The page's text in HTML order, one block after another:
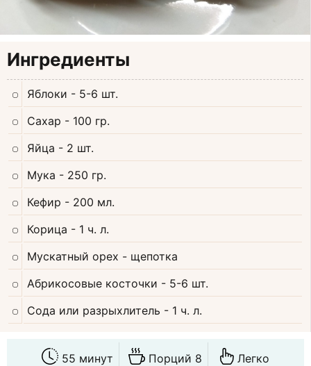
Ингредиенты
Яблоки - 5-6 шт.
Сахар - 100 гр.
Яйца - 2 шт.
Мука - 250 гр.
Кефир - 200 мл.
Корица - 1 ч. л.
Мускатный орех - щепотка
Абрикосовые косточки - 5-6 шт.
Сода или разрыхлитель - 1 ч. л.
55 минут Порций 8 Легко